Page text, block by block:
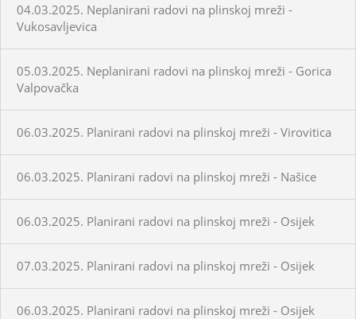
04.03.2025. Neplanirani radovi na plinskoj mreži -
Vukosavljevica
05.03.2025. Neplanirani radovi na plinskoj mreži - Gorica
Valpovačka
06.03.2025. Planirani radovi na plinskoj mreži - Virovitica
06.03.2025. Planirani radovi na plinskoj mreži - Našice
06.03.2025. Planirani radovi na plinskoj mreži - Osijek
07.03.2025. Planirani radovi na plinskoj mreži - Osijek
06.03.2025. Planirani radovi na plinskoj mreži - Osijek